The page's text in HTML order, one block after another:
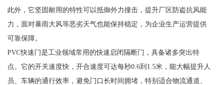
此外，它坚固耐用的特性可以抵御外力撞击，提升厂区防盗抗风能
力，面对暴雨大风等恶劣天气也能保持稳定，为企业生产运营提供
可靠保障。
PVC快速门是工业领域常用的快速启闭隔断门，具备诸多突出特
点。它的开关速度快，开合速度可达每秒0.6到1.5米，能大幅提升人
员、车辆的通行效率，避免门口长时间拥堵，特别适合物流通道、